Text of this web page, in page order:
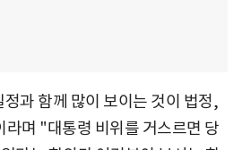
과 함께 많이 보이는 것이 법정,
며 "대통령 비위를 거스르면 당